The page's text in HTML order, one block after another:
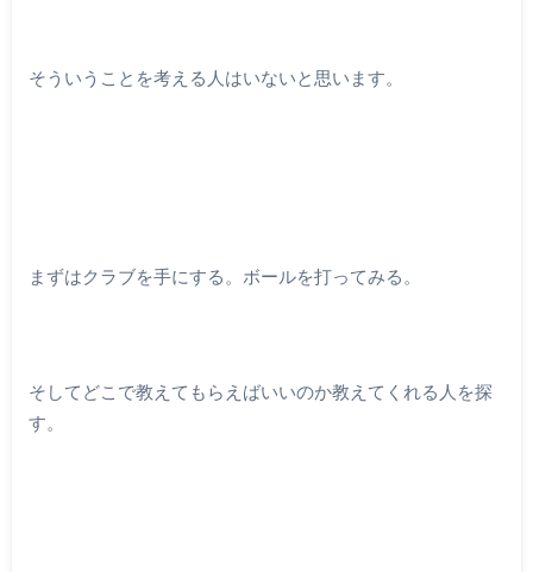
そういうことを考える人はいないと思います。
まずはクラブを手にする。ボールを打ってみる。
そしてどこで教えてもらえばいいのか教えてくれる人を探
す。